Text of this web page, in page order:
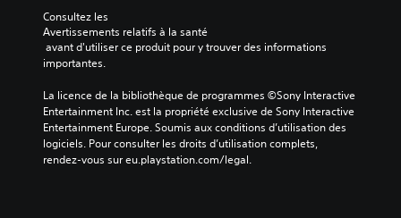
u
s
p
o
v
e
z
j
o
Consultez les
Avertissements relatifs à la santé
importantes.
La licence de la bibliothèque de programmes ©Sony Interactive
Entertainment Inc. est la propriété exclusive de Sony Interactive
Entertainment Europe. Soumis aux conditions d’utilisation des
logiciels. Pour consulter les droits d’utilisation complets,
rendez-vous sur eu.playstation.com/legal.